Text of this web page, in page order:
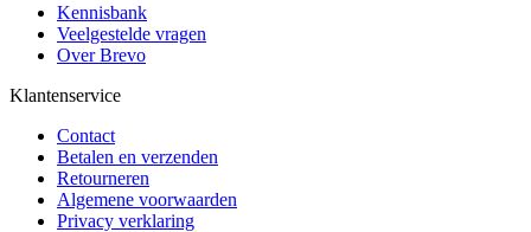
Kennisbank
Veelgestelde vragen
Over Brevo
Klantenservice
Contact
Betalen en verzenden
Retourneren
Algemene voorwaarden
Privacy verklaring